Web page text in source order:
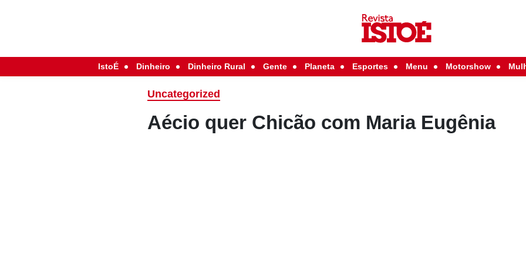
IstoÉ Dinheiro Dinheiro Rural Gente Planeta Esportes Menu Motorshow
Uncategorized
Aécio quer Chicão com Maria Eugênia